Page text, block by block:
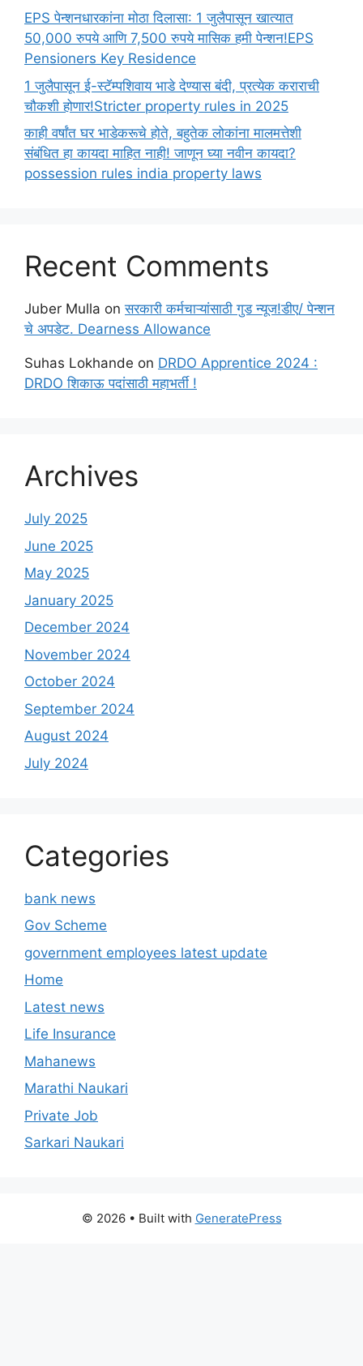
EPS पेन्शनधारकांना मोठा दिलासा: 1 जुलैपासून खात्यात
50,000 रुपये आणि 7,500 रुपये मासिक हमी पेन्शन!EPS
Pensioners Key Residence
1 जुलैपासून ई-स्टॅम्पशिवाय भाडे देण्यास बंदी, प्रत्येक कराराची
चौकशी होणार!Stricter property rules in 2025
काही वर्षांत घर भाडेकरूचे होते, बहुतेक लोकांना मालमत्तेशी
संबंधित हा कायदा माहित नाही! जाणून घ्या नवीन कायदा?
possession rules india property laws
Recent Comments
Juber Mulla onसरकारी कर्मचाऱ्यांसाठी गुड न्यूज!डीए/ पेन्शन
चे अपडेट. Dearness Allowance
Suhas Lokhande on DRDO Apprentice 2024 :
DRDO शिकाऊ पदांसाठी महाभर्ती !
Archives
July 2025
June 2025
May 2025
January 2025
December 2024
November 2024
October 2024
September 2024
August 2024
July 2024
Categories
bank news
Gov Scheme
government employees latest update
Home
Latest news
Life Insurance
Mahanews
Marathi Naukari
Private Job
Sarkari Naukari
© 2026 • Built with GeneratePress